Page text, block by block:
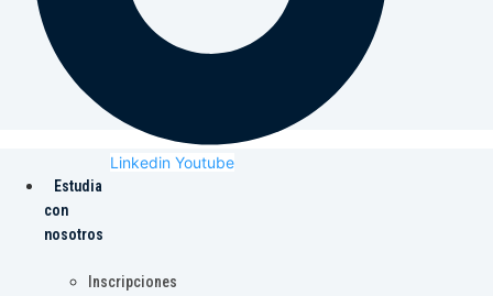
Linkedin Youtube
Estudia
con
nosotros
Inscripciones